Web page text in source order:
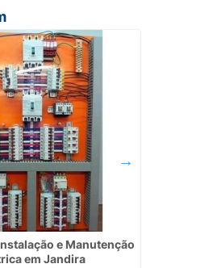
e Manutenção
em Jandira